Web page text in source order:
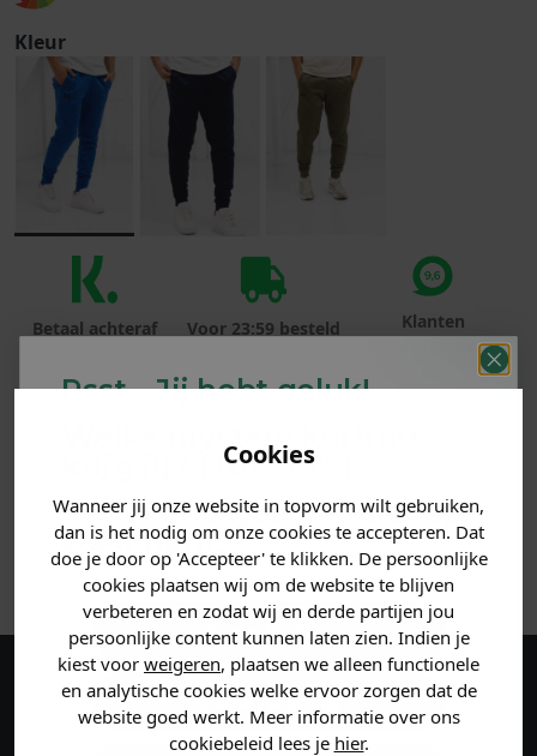
Cookies
Wanneer jij onze website in topvorm wilt gebruiken,
dan is het nodig om onze cookies te accepteren. Dat
doe je door op 'Accepteer' te klikken. De persoonlijke
cookies plaatsen wij om de website te blijven
verbeteren en zodat wij en derde partijen jou
persoonlijke content kunnen laten zien. Indien je
kiest voor weigeren, plaatsen we alleen functionele
en analytische cookies welke ervoor zorgen dat de
website goed werkt. Meer informatie over ons
cookiebeleid lees je hier.
Kleur
Betaal achteraf
Voor 23:59 besteld
Klanten
beoordelen ons
met een 9,6!
MATERIAAL & WASVOORSCHRIFT
ANDERE BESTELDEN OOK
Maak een account aan en ontvang 5%
korting op je eerste bestelling!
Psst... Jij hebt geluk!
Welke mystery
krijg jij? (Tot-30%
Vertel ons waar je naar op
zoek bent. 👇
Heren kleding
Dames kleding